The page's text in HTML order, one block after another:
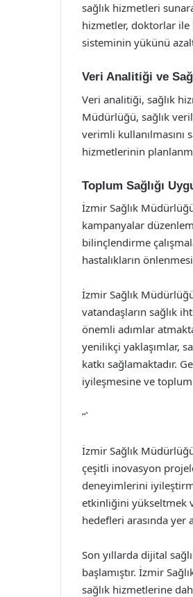
sağlık hizmetleri
hizmetler, doktorlar ile
sisteminin yükünü
Veri Analitiği ve
Veri analitiği, sağlık
Müdürlüğü, sağlık
verimli kullanılmasını
hizmetlerinin
Toplum Sağlığı
İzmir Sağlık
kampanyalar
bilinçlendirme
hastalıkların
İzmir Sağlık
vatandaşların sağlık
önemli adımlar
yenilikçi yaklaşımlar,
katkı sağlamaktadır.
iyileşmesine ve toplum
“`
İzmir Sağlık
çeşitli inovasyon
deneyimlerini
etkinliğini yükseltmek
hedefleri arasında yer
Son yıllarda dijital
başlamıştır. İzmir
sağlık hizmetlerine